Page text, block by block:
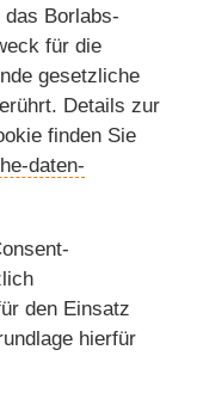
Borlabs-
für die
gesetzliche
Details zur
finden Sie
daten-
den Einsatz
hierfür